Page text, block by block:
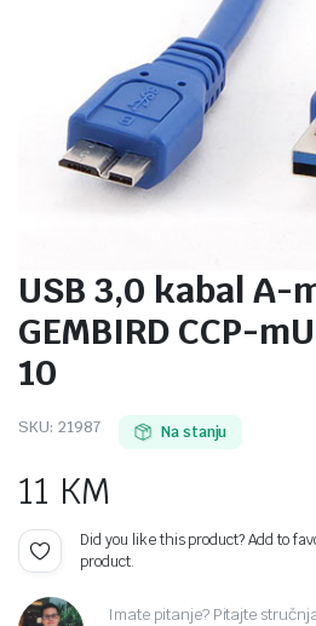
USB 3,0 kabal A-
GEMBIRD CCP-
10
SKU: 21987 Na stanju
11 KM
Did you like this product? Add to
product.
Imate pitanje? Pitajte